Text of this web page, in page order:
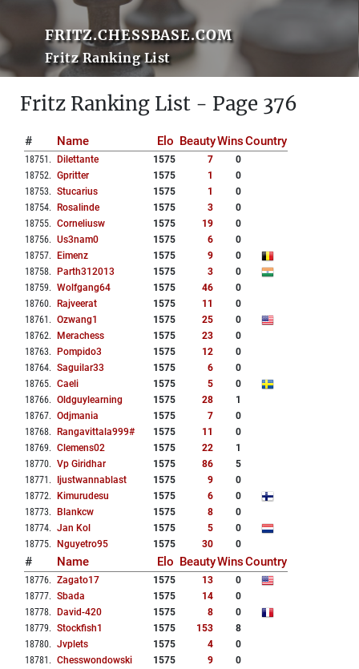
FRITZ.CHESSBASE.COM
Fritz Ranking List
Fritz Ranking List - Page 376
# Name Elo BeautyWinsCountry
18751 . Dilettante 1575 7
0
18752. Gpritter 1575 1
0
18753. Stucarius 1575 1
0
18754. Rosalinde 1575 3
0
18755. Corneliusw 1575 19
0
18756. Us3nam0 1575 6
0
18757. Eimenz 1575 9
0
18758. Parth312013 1575 3
0
18759. Wolfgang64 1575 46
0
18760. Rajveerat 1575 11
0
18761 . Ozwang1 1575 25
0
18762. Merachess 1575 23
0
18763. Pompido3 1575 12
0
18764. Saguilar33 1575 6
0
18765. Caeli 1575 5
0
18766. Oldguylearning 1575 28
1
18767. Odjmania 1575 7
0
18768. Rangavittala999# 1575 11
0
18769. Clemens02 1575 22
1
18770. Vp Giridhar 1575 86
5
18771 . Ijustwannablast 1575 9
0
18772. Kimurudesu 1575 6
0
18773. Blankcw 1575 8
0
18774. Jan Kol 1575 5
0
18775. Nguyetro95 1575 30 0
# Name Elo BeautyWinsCountry
18776. Zagato17 1575 13
0
18777. Sbada 1575 14
0
18778. David-420 1575 8
0
18779. Stockfish1 1575 153
8
18780. Jvplets 1575 4
0
18781 . Chesswondowski 1575 9
0